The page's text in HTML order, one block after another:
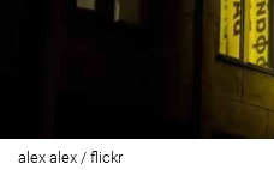
alex alex / flickr